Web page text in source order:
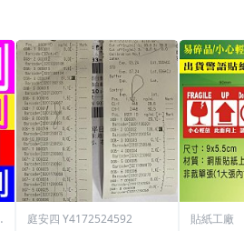
庭安四 Y4172524592 貼紙工廠